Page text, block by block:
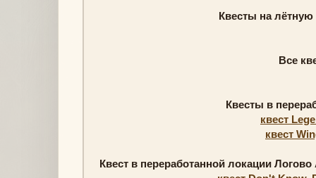
Квесты на
Все
Квесты в
квест
квест
Квест в переработанной локации